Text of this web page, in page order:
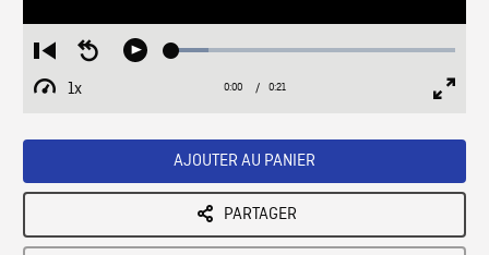
Restart
from
beginning
Seek
Play Loaded:
1x
Playback
Current
0:00 / Duration
0:21
AJOUTER AU PANIER
PARTAGER